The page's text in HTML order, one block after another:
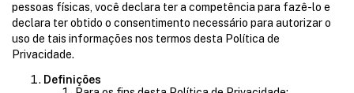
pessoas físicas, você declara ter a competência para fazê-lo e
declara ter obtido o consentimento necessário para autorizar o
uso de tais informações nos termos desta Política de
Privacidade.
Definições